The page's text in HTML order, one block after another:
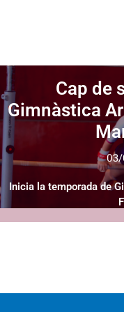
Cap de
Gimnàstica
Inicia la temporada de